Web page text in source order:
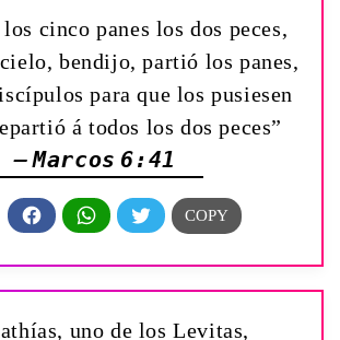
los cinco panes los dos peces,
bendijo, partió los panes,
para que los pusiesen
á todos los dos peces”
— Marcos 6:41
uno de los Levitas,